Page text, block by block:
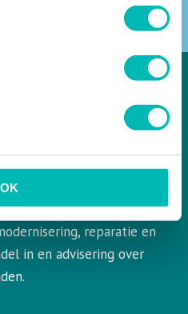
OK
voor liften en
belangen van de gehele
leden op het gebied van de
reparatie en
in en advisering over